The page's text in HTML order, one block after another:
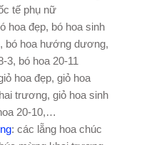
tế phụ nữ
hoa đẹp, bó hoa sinh
bó hoa hướng dương,
3, bó hoa 20-11
hoa đẹp, giỏ hoa
trương, giỏ hoa sinh
20-10,…
: các lẵng hoa chúc